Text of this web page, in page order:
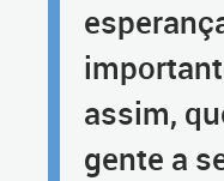
assim,
gente a